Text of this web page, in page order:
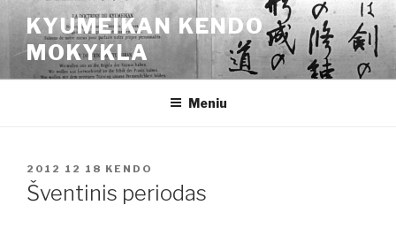
Eiti
prie
turinio
KYUMEIKAN KENDO
MOKYKLA
Meniu
PASKELBTA
2012 12 18 KENDO
Šventinis periodas